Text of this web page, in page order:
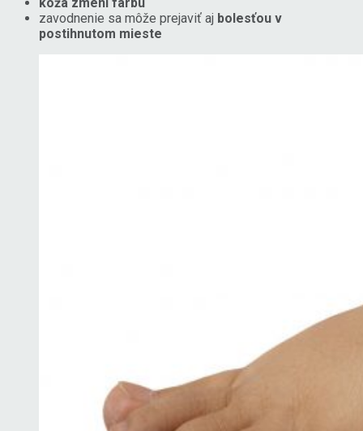
zavodnenie sa môže prejaviť aj bolesťou v
postihnutom mieste